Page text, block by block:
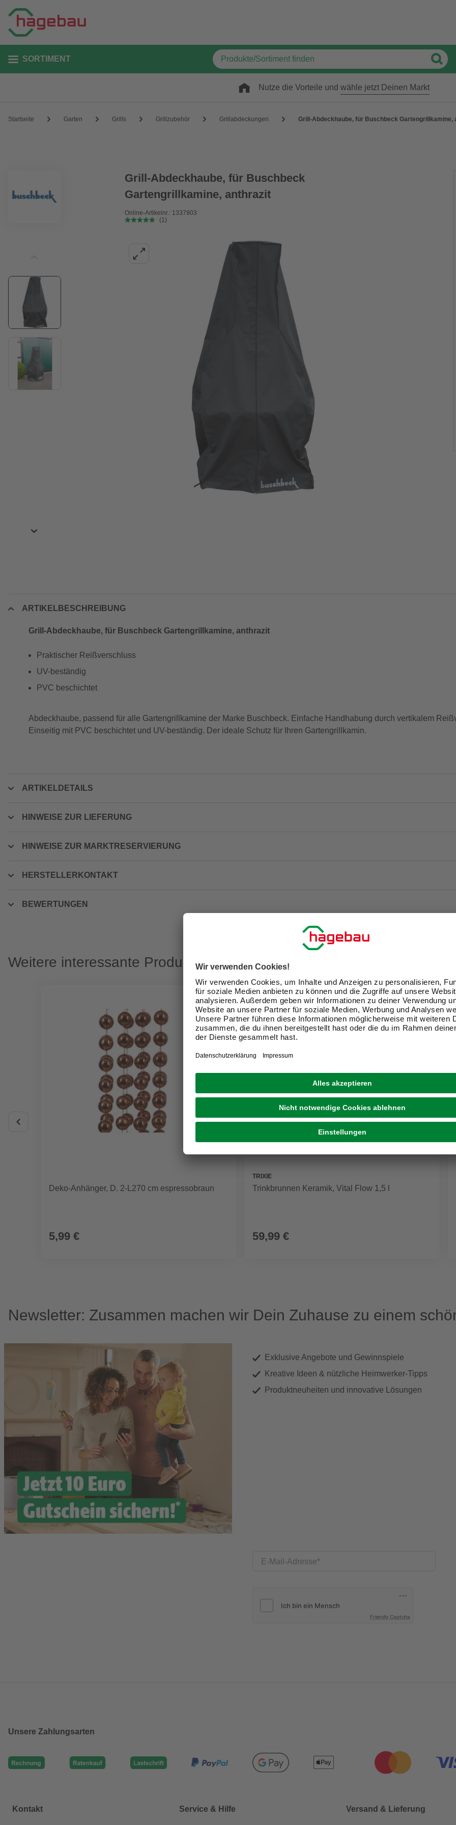
SORTIMENT
Nutze die Vorteile und wähle jetzt Deinen Markt
Startseite Garten Grills Grillzubehör Grillabdeckungen Grill-Abdeckhaube, für Buschbeck Gartengrillkamine,
Grill-Abdeckhaube, für Buschbeck
Gartengrillkamine, anthrazit
Online-Artikelnr.: 1337903
(1)
ARTIKELBESCHREIBUNG
Grill-Abdeckhaube, für Buschbeck Gartengrillkamine, anthrazit
Praktischer Reißverschluss
UV-beständig
PVC beschichtet
Abdeckhaube, passend für alle Gartengrillkamine der Marke Buschbeck. Einfache Handhabung durch vertikalem
Einseitig mit PVC beschichtet und UV-beständig. Der ideale Schutz für Ihren Gartengrillkamin.
ARTIKELDETAILS
HINWEISE ZUR LIEFERUNG
HINWEISE ZUR MARKTRESERVIERUNG
HERSTELLERKONTAKT
BEWERTUNGEN
Weitere interessante Produkte
Deko-Anhänger, D. 2-L270 cm espressobraun
5,99 €
TRIXIE
Trinkbrunnen Keramik, Vital Flow 1,5 l
59,99 €
Newsletter: Zusammen machen wir Dein Zuhause zu einem
Exklusive Angebote und Gewinnspiele
Kreative Ideen & nützliche Heimwerker-Tipps
Produktneuheiten und innovative Lösungen
E-Mail-Adresse
Friendly Captcha
Unsere Zahlungsarten
Kontakt Service & Hilfe Versand & Lieferung